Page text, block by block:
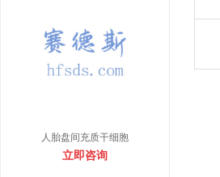
人胎盘间充质干细胞
立即咨询